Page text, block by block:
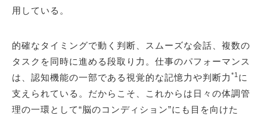
用している。
的確なタイミングで動く判断、スムーズな会話、複数の
タスクを同時に進める段取り力。仕事のパフォーマンス
は、認知機能の一部である視覚的な記憶力や判断力 *1 に
支えられている。だからこそ、これからは日々の体調管
理の一環として“脳のコンディション”にも目を向けた